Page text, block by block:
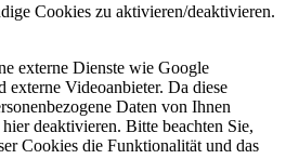
Cookies zu aktivieren/deaktivieren.
externe Dienste wie Google
externe Videoanbieter. Da diese
Daten von Ihnen
deaktivieren. Bitte beachten Sie,
Cookies die Funktionalität und das